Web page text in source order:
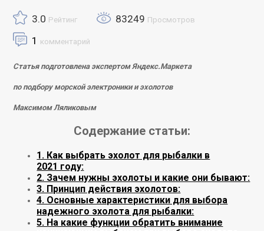
3.0 Рейтинг 83249 Просмотров
1 комментарий
Статья подготовлена экспертом Яндекс.Маркета
по подбору морской электроники и эхолотов
Максимом Ляликовым
Содержание статьи:
1. Как выбрать эхолот для рыбалки в
2021 году:
2. Зачем нужны эхолоты и какие они бывают:
3. Принцип действия эхолотов:
4. Основные характеристики для выбора
надежного эхолота для рыбалки:
5. На какие функции обратить внимание